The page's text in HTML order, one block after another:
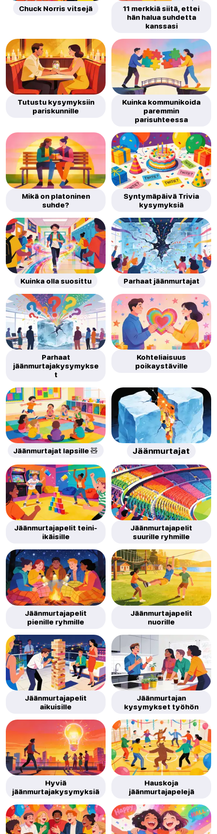
Chuck Norris vitsejä
11 merkkiä siitä, ettei
hän halua suhdetta
kanssasi
Tutustu kysymyksiin
pariskunnille
Kuinka kommunikoida
paremmin
parisuhteessa
Mikä on platoninen
suhde?
Syntymäpäivä Trivia
kysymyksiä
Kuinka olla suosittu Parhaat jäänmurtajat
Parhaat
jäänmurtajakysymykse
t
Kohteliaisuus
poikaystäville
Jäänmurtajat lapsille 🧸 Jäänmurtajat
Jäänmurtajapelit teini-
ikäisille
Jäänmurtajapelit
suurille ryhmille
Jäänmurtajapelit
pienille ryhmille
Jäänmurtajapelit
nuorille
Jäänmurtajapelit
aikuisille
Jäänmurtajan
kysymykset työhön
Hyviä
jäänmurtajakysymyksiä
Hauskoja
jäänmurtajapelejä